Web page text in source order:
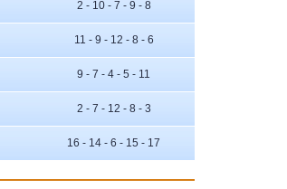
2 - 10 - 7 - 9 - 8
11 - 9 - 12 - 8 - 6
9 - 7 - 4 - 5 - 11
2 - 7 - 12 - 8 - 3
16 - 14 - 6 - 15 - 17